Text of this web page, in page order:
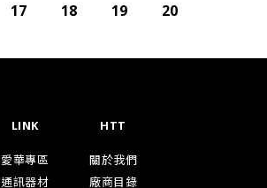
17 18 19 20
LINK
愛華專區
通訊器材
HTT
關於我們
廠商目錄